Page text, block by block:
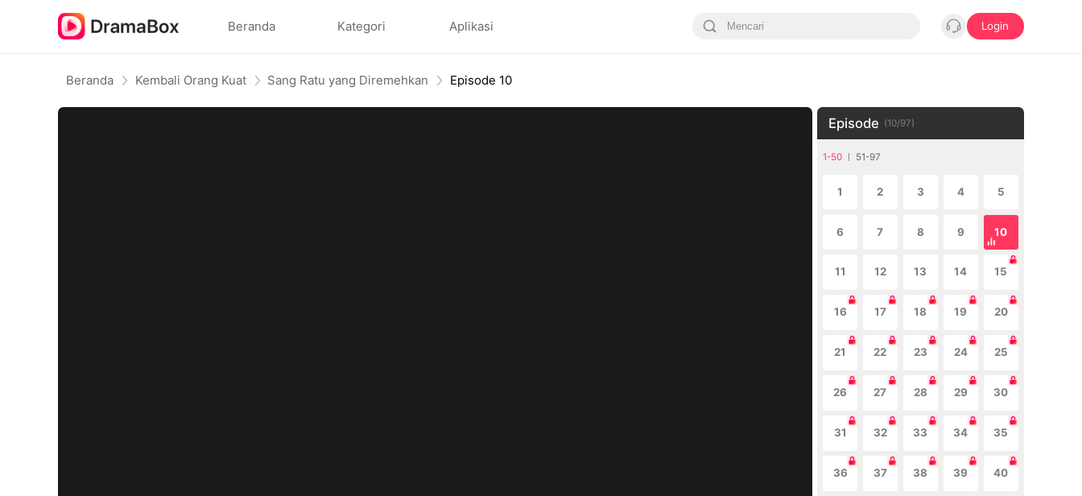
Beranda Kategori Aplikasi Login
Beranda Kembali Orang Kuat Sang Ratu yang Diremehkan Episode 10
Episode (10/97)
1-50 51-97
1 2 3 4 5
6 7 8 9 10
11 12 13 14 15
16 17 18 19 20
21 22 23 24 25
26 27 28 29 30
31 32 33 34 35
36 37 38 39 40